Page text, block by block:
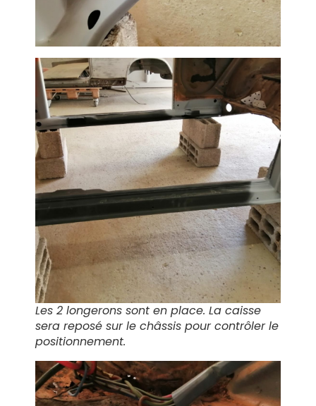
Les 2 longerons sont en place. La caisse
sera reposé sur le châssis pour contrôler le
positionnement.